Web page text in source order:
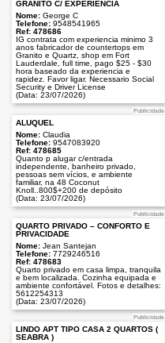
GRANITO C/ EXPERIENCIA
Nome: George C
Telefone: 9548541965
Ref: 478686
IG contrata com experiencia minimo 3
anos fabricador de countertops em
Granito e Quartz, shop em Fort
Lauderdale, full time, pago $25 - $30
hora baseado da experiencia e
rapidez. Favor ligar. Necessario Social
Security e Driver License
(Data: 23/07/2026)
Publicidade
ALUQUEL
Nome: Claudia
Telefone: 9547083920
Ref: 478685
Quanto p alugar c/entrada
independente, banheiro privado,
pessoas sem vícios, e ambiente
familiar, na 48 Coconut
Knoll..800$+200 de depósito
(Data: 23/07/2026)
Publicidade
QUARTO PRIVADO – CONFORTO E
PRIVACIDADE
Nome: Jean Santejan
Telefone: 7729246516
Ref: 478683
Quarto privado em casa limpa, tranquila
e bem localizada. Cozinha equipada e
ambiente confortável. Fotos e detalhes:
5612254313
(Data: 23/07/2026)
Publicidade
LINDO APT TIPO CASA 2 QUARTOS (
SEABRA )